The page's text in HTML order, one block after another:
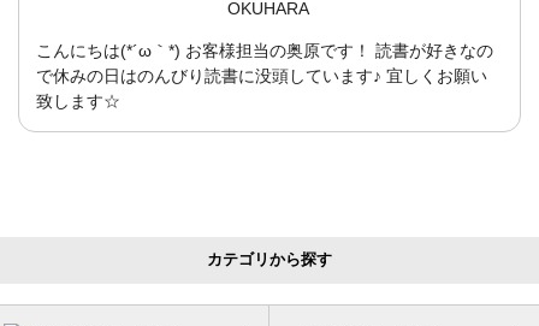
OKUHARA
こんにちは(*´ω｀*) お客様担当の奥原です！ 読書が好きなの
で休みの日はのんびり読書に没頭しています♪ 宜しくお願い
致します☆
カテゴリから探す